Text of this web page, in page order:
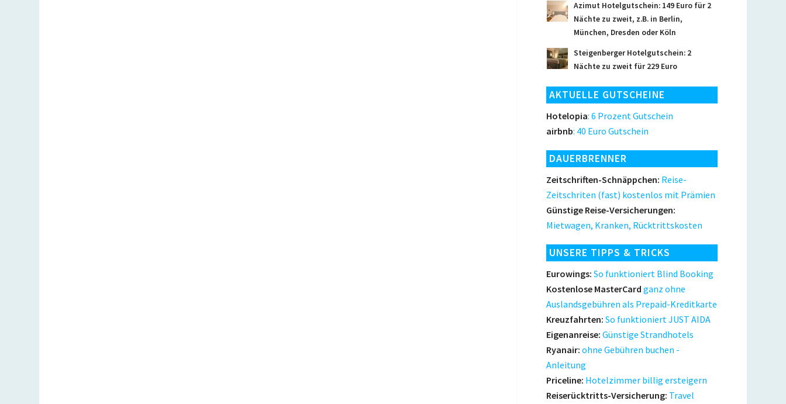
Azimut Hotelgutschein: 149 Euro für 2
Nächte zu zweit, z.B. in Berlin,
München, Dresden oder Köln
Steigenberger Hotelgutschein: 2
Nächte zu zweit für 229 Euro
AKTUELLE GUTSCHEINE
Hotelopia: 6 Prozent Gutschein
airbnb: 40 Euro Gutschein
DAUERBRENNER
Zeitschriften-Schnäppchen: Reise-
Zeitschriten (fast) kostenlos mit Prämien
Günstige Reise-Versicherungen:
Mietwagen, Kranken, Rücktrittskosten
UNSERE TIPPS & TRICKS
Eurowings: So funktioniert Blind Booking
Kostenlose MasterCard ganz ohne
Auslandsgebühren als Prepaid-Kreditkarte
Kreuzfahrten: So funktioniert JUST AIDA
Eigenanreise: Günstige Strandhotels
Ryanair: ohne Gebühren buchen -
Anleitung
Priceline: Hotelzimmer billig ersteigern
Reiserücktritts-Versicherung: Travel